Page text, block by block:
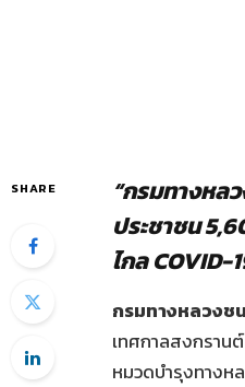
SHARE
“กรมทางหล
ประชาชน
ไกล COVID-
กรมทางหลวงช
เทศกาลสงกราน
หมวดบำรุงทางห